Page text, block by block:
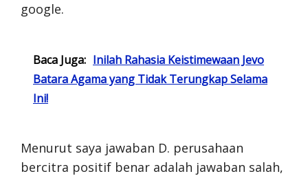
google.
Baca Juga: Inilah Rahasia Keistimewaan Jevo
Batara Agama yang Tidak Terungkap Selama
Ini!
Menurut saya jawaban D. perusahaan
bercitra positif benar adalah jawaban salah,